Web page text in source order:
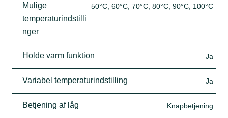
Mulige
temperaturindstilli
nger
50°C, 60°C, 70°C, 80°C, 90°C, 100°C
Holde varm funktion Ja
Variabel temperaturindstilling Ja
Betjening af låg Knapbetjening